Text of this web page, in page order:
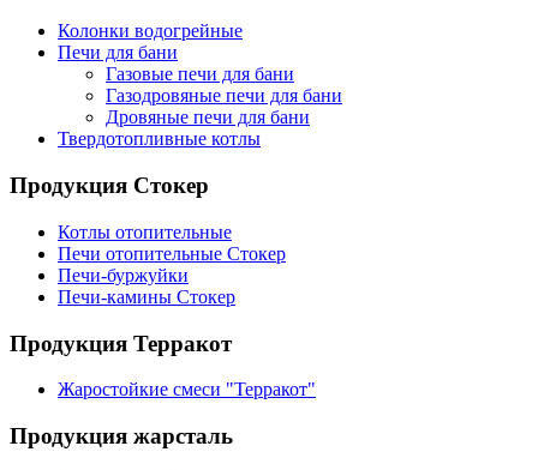
Колонки водогрейные
Печи для бани
Газовые печи для бани
Газодровяные печи для бани
Дровяные печи для бани
Твердотопливные котлы
Продукция Стокер
Котлы отопительные
Печи отопительные Стокер
Печи-буржуйки
Печи-камины Стокер
Продукция Терракот
Жаростойкие смеси "Терракот"
Продукция жарсталь